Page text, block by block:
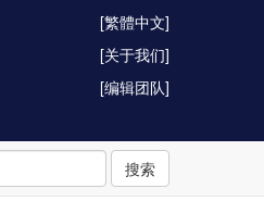
[繁體中文]
[关于我们]
[编辑团队]
搜索